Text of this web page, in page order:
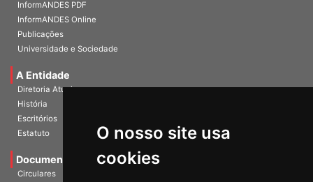
O nosso site usa
cookies
InformANDES PDF
InformANDES Online
Publicações
Universidade e Sociedade
A Entidade
Diretoria Atual
História
Escritórios
Estatuto
Documentos
Circulares